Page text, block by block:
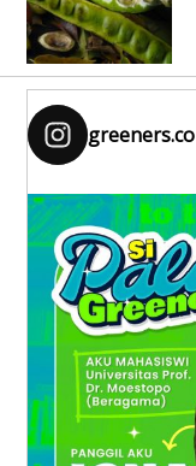
greeners.co